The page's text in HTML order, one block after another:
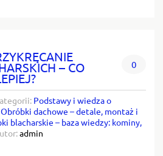
– CO 0
Podstawy i wiedza o
Obróbki dachowe – detale, montaż i
blacharskie – baza wiedzy: kominy,
admin